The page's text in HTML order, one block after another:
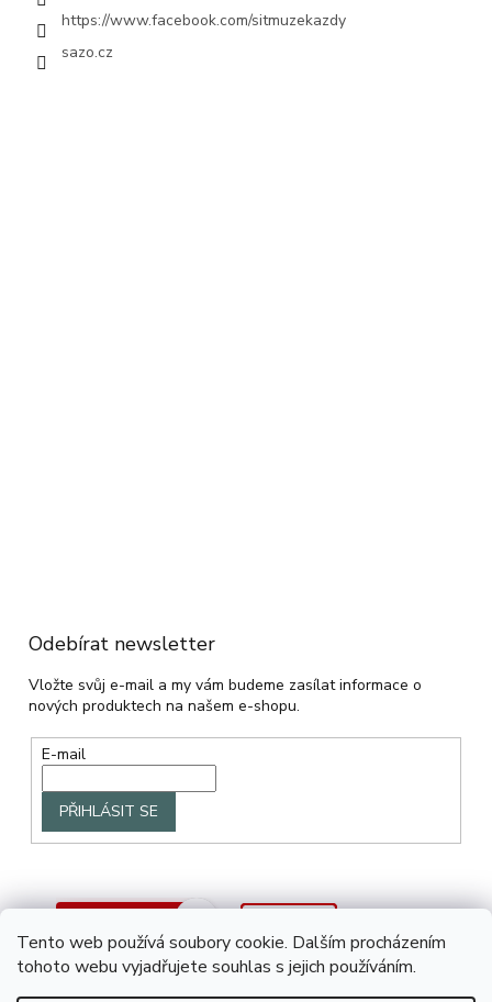
Tento web používá soubory cookie. Dalším procházením
tohoto webu vyjadřujete souhlas s jejich používáním.
https://www.facebook.com/sitmuzekazdy
sazo.cz
Odebírat newsletter
Vložte svůj e-mail a my vám budeme zasílat informace o
nových produktech na našem e-shopu.
E-mail
PŘIHLÁSIT SE